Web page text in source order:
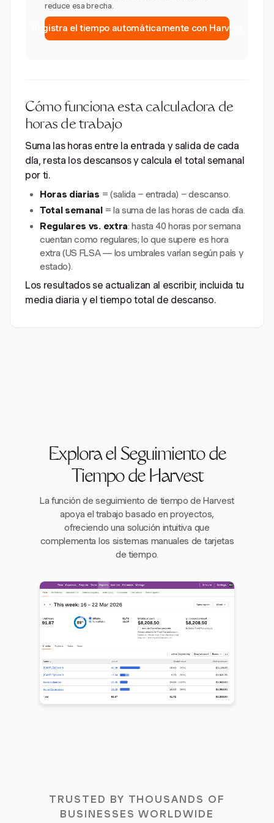
reduce esa brecha.
Registra el tiempo automáticamente con Harvest
Cómo funciona esta calculadora de
horas de trabajo
Suma las horas entre la entrada y salida de cada
día, resta los descansos y calcula el total semanal
por ti.
Horas diarias = (salida − entrada) − descanso.
Total semanal= la suma de las horas de cada día.
Regulares vs. extra: hasta 40 horas por semana
cuentan como regulares; lo que supere es hora
extra (US FLSA — los umbrales varían según país y
estado).
Los resultados se actualizan al escribir, incluida tu
media diaria y el tiempo total de descanso.
Explora el Seguimiento de
Tiempo de Harvest
La función de seguimiento de tiempo de Harvest
apoya el trabajo basado en proyectos,
ofreciendo una solución intuitiva que
complementa los sistemas manuales de tarjetas
de tiempo.
TRUSTED BY THOUSANDS OF
BUSINESSES WORLDWIDE